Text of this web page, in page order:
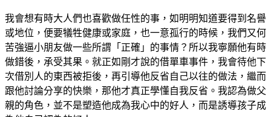
我會想有時大人們也喜歡做任性的事，如明明知道要得到名譽
或地位，便要犠牲健康或家庭，也一意孤行的時候，我們又何
苦強逼小朋友做一些所謂「正確」的事情？所以我寧願他有時
做錯後，承受其果。就正如剛才說的借單車事件，我會待他下
次借別人的東西被拒後，再引導他反省自己以往的做法，繼而
跟他討論分享的快樂，那他才真正學懂自我反省。我認為做父
親的角色，並不是塑造他成為我心中的好人，而是誘導孩子成